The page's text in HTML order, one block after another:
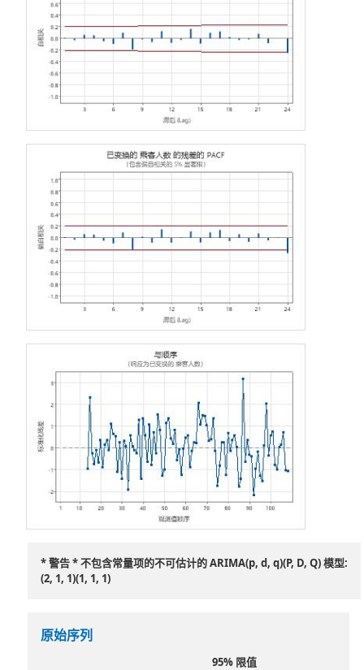
* 警告 * 不包含常量项的不可估计的 ARIMA(p, d, q)(P, D, Q) 模型:
(2, 1, 1)(1, 1, 1)
原始序列
95% 限值